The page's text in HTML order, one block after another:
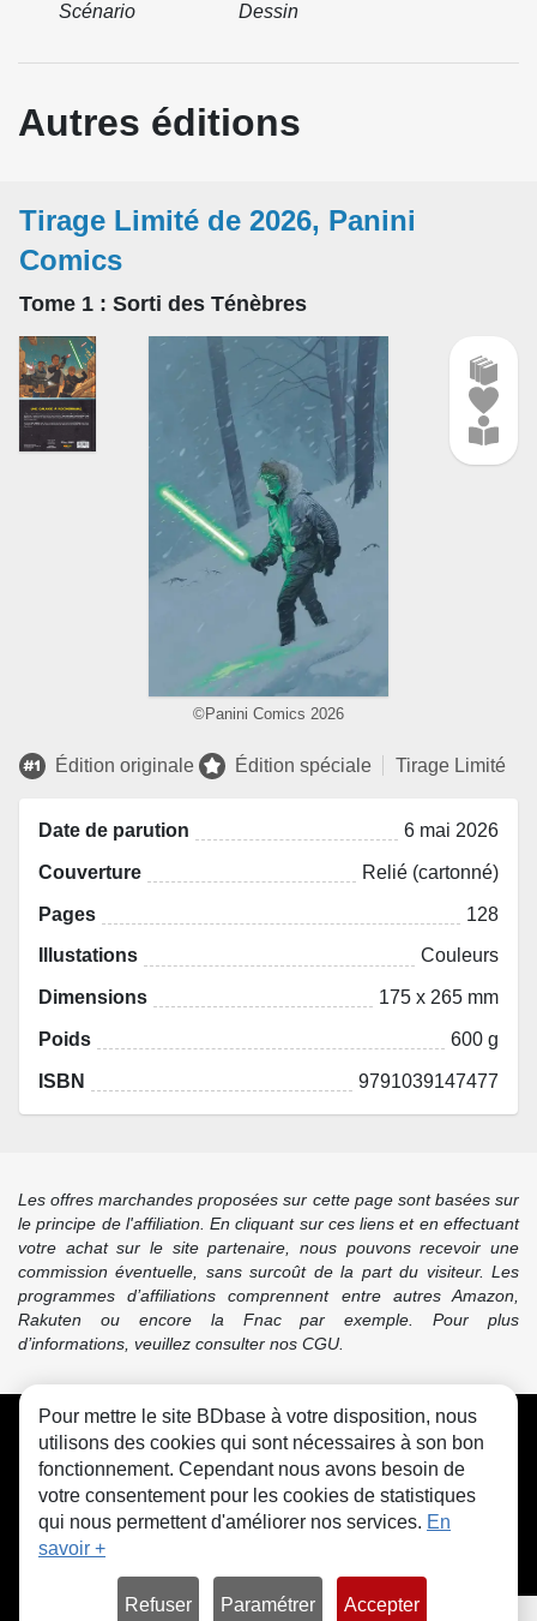
Scénario Dessin
Autres éditions
Tirage Limité de 2026, Panini
Comics
Tome 1 : Sorti des Ténèbres
©Panini Comics 2026
Édition originale Édition spéciale Tirage Limité
Date de parution 6 mai 2026
Couverture Relié (cartonné)
Pages 128
Illustations Couleurs
Dimensions 175 x 265 mm
Poids 600 g
ISBN 9791039147477
Les offres marchandes proposées sur cette page sont basées sur
le principe de l'affiliation. En cliquant sur ces liens et en effectuant
votre achat sur le site partenaire, nous pouvons recevoir une
commission éventuelle, sans surcoût de la part du visiteur. Les
programmes d’affiliations comprennent entre autres Amazon,
Rakuten ou encore la Fnac par exemple. Pour plus
d’informations, veuillez consulter nos CGU.
CGU FAQ Contact Cookies
Pour mettre le site BDbase à votre disposition, nous
utilisons des cookies qui sont nécessaires à son bon
fonctionnement. Cependant nous avons besoin de
votre consentement pour les cookies de statistiques
qui nous permettent d'améliorer nos services. En
savoir +
Refuser Paramétrer Accepter